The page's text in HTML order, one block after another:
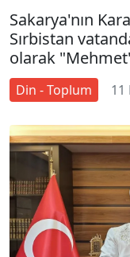
Sakarya'nın
Sırbistan
olarak
Din - Toplum 11